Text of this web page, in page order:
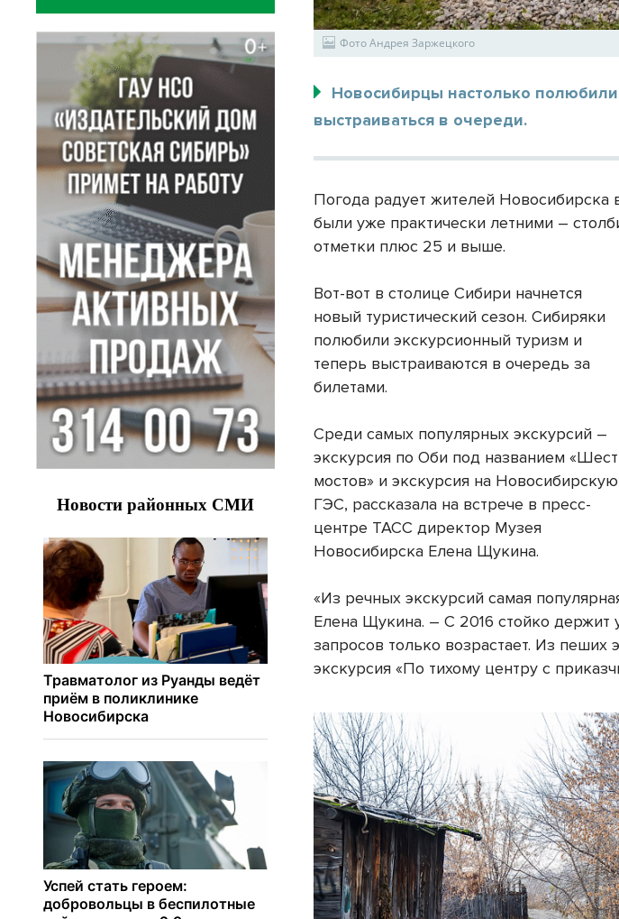
Фото Андрея Заржецкого
Новосибирцы настолько
выстраиваться в очереди.
Погода радует жителей
были уже практически летними –
отметки плюс 25 и выше.
Вот-вот в столице Сибири начнется
новый туристический сезон. Сибиряки
полюбили экскурсионный туризм и
теперь выстраиваются в очередь за
билетами.
Среди самых популярных экскурсий –
экскурсия по Оби под названием
мостов» и экскурсия на Новосибирскую
ГЭС, рассказала на встрече в пресс-
центре ТАСС директор Музея
Новосибирска Елена Щукина.
«Из речных экскурсий самая
Елена Щукина. – С 2016 стойко держит
запросов только возрастает. Из пеших
экскурсия «По тихому центру с